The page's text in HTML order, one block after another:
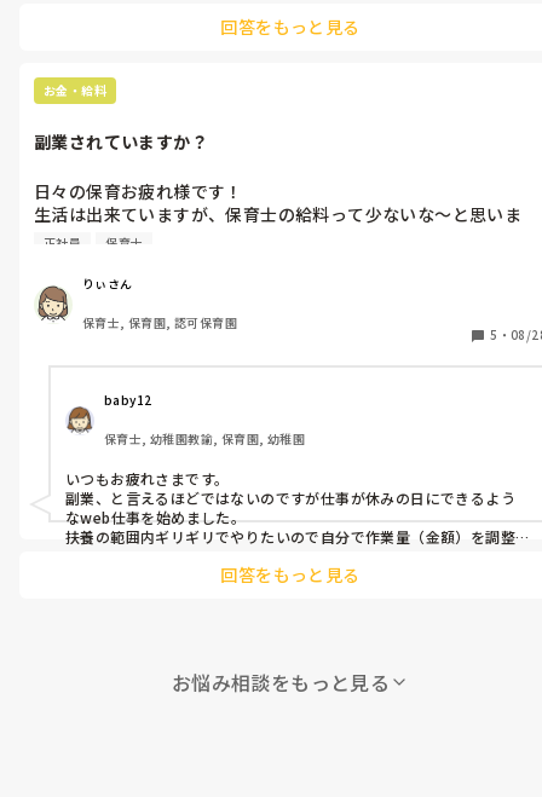
室内ではハンカチ落としも人気でした！
回答をもっと見る
お金・給料
副業されていますか？
日々の保育お疲れ様です！
生活は出来ていますが、保育士の給料って少ないな〜と思いま
す。みなさんは何か副業されていますか？
す！
正社員 保育士
りぃさん
保育士, 保育園, 認可保育園
5 ・ 08/
baby12
保育士, 幼稚園教諭, 保育園, 幼稚園
いつもお疲れさまです。
副業、と言えるほどではないのですが仕事が休みの日にできるよう
なweb仕事を始めました。
扶養の範囲内ギリギリでやりたいので自分で作業量（金額）を調整
回答をもっと見る
お悩み相談をもっと見る